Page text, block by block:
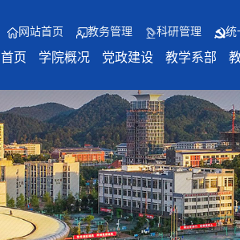
网站首页 教务管理 科研管理 统
首页 学院概况 党政建设 教学系部